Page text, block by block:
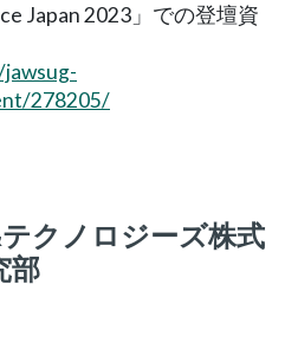
Japan 2023」での登壇資
278205/
クノロジーズ株式
部